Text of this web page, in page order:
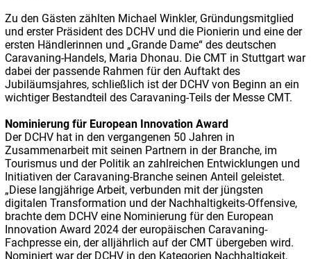
Zu den Gästen zählten Michael Winkler, Gründungsmitglied
und erster Präsident des DCHV und die Pionierin und eine der
ersten Händlerinnen und „Grande Dame“ des deutschen
Caravaning-Handels, Maria Dhonau. Die CMT in Stuttgart war
dabei der passende Rahmen für den Auftakt des
Jubiläumsjahres, schließlich ist der DCHV von Beginn an ein
wichtiger Bestandteil des Caravaning-Teils der Messe CMT.
Nominierung für European Innovation Award
Der DCHV hat in den vergangenen 50 Jahren in
Zusammenarbeit mit seinen Partnern in der Branche, im
Tourismus und der Politik an zahlreichen Entwicklungen und
Initiativen der Caravaning-Branche seinen Anteil geleistet.
„Diese langjährige Arbeit, verbunden mit der jüngsten
digitalen Transformation und der Nachhaltigkeits-Offensive,
brachte dem DCHV eine Nominierung für den European
Innovation Award 2024 der europäischen Caravaning-
Fachpresse ein, der alljährlich auf der CMT übergeben wird.
Nominiert war der DCHV in den Kategorien Nachhaltigkeit,